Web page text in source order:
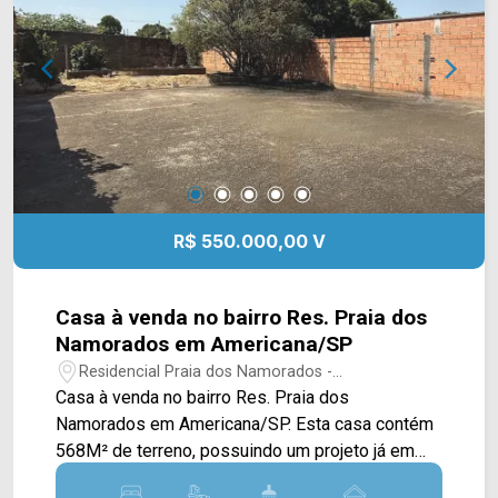
R$ 550.000,00 V
Casa à venda no bairro Res. Praia dos
Namorados em Americana/SP
Residencial Praia dos Namorados -
Americana/SP
Casa à venda no bairro Res. Praia dos
Namorados em Americana/SP. Esta casa contém
568M² de terreno, possuindo um projeto já em
andamento, com 220M² de construção. A casa